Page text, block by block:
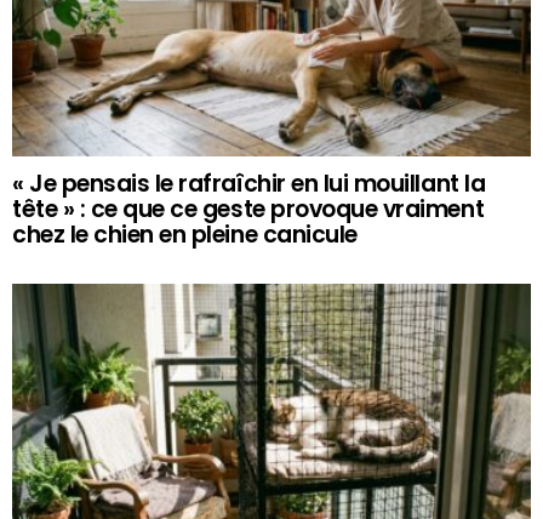
« Je pensais le rafraîchir en lui mouillant la
tête » : ce que ce geste provoque vraiment
chez le chien en pleine canicule